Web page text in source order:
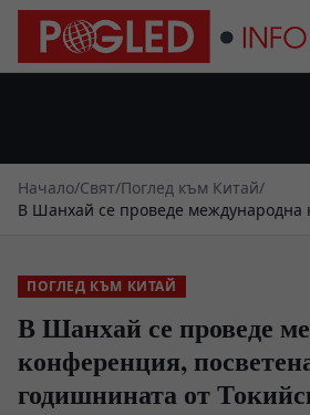
Начало/Свят/Поглед към Китай/
В Шанхай се проведе международна
ПОГЛЕД КЪМ КИТАЙ
В Шанхай се проведе
конференция,
годишнината от